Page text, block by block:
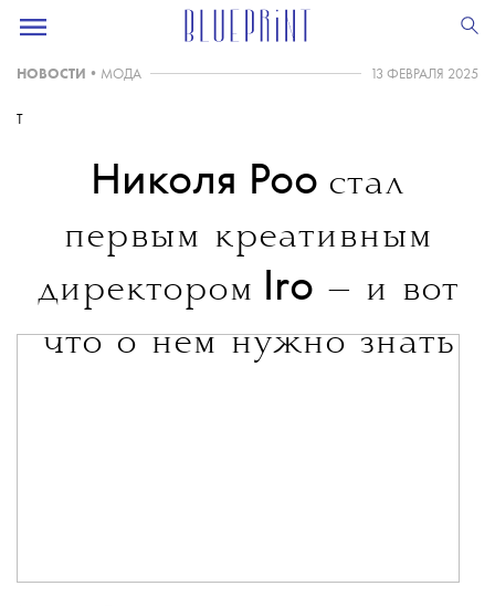
НОВОСТИ • МОДА 13 ФЕВРАЛЯ 2025
T
Николя Роо стал
первым креативным
директором Iro — и вот
что о нем нужно знать